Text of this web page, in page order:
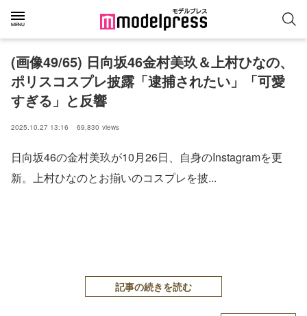
(画像49/65) 日向坂46金村美玖＆上村ひなの、
ポリスコスプレ披露「逮捕されたい」「可愛
すぎる」と反響
2025.10.27 13:16 69,830 views
日向坂46の金村美玖が10月26日、自身のInstagramを更
新。上村ひなのとお揃いのコスプレを披...
記事の続きを読む